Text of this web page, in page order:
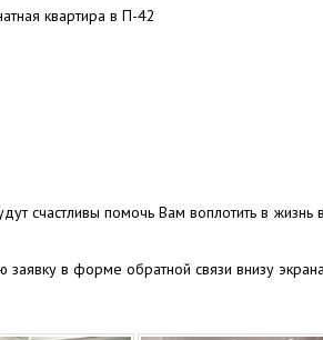
квартира в П-42
счастливы помочь Вам воплотить в
заявку в форме обратной связи внизу